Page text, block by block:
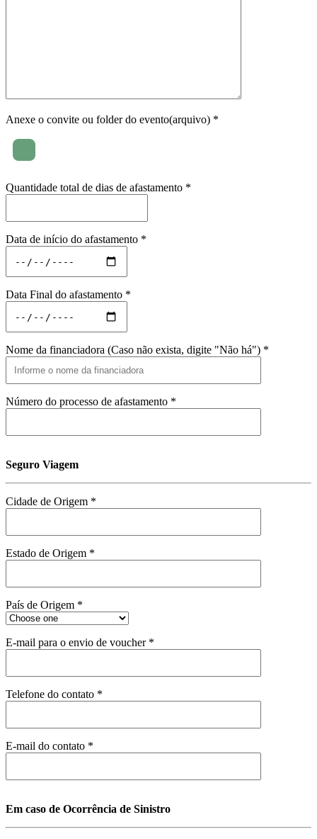
Anexe o convite ou folder do evento(arquivo) *
Quantidade total de dias de afastamento *
Data de início do afastamento *
Data Final do afastamento *
Nome da financiadora (Caso não exista, digite "Não há") *
Número do processo de afastamento *
Seguro Viagem
Cidade de Origem *
Estado de Origem *
País de Origem *
E-mail para o envio de voucher *
Telefone do contato *
E-mail do contato *
Em caso de Ocorrência de Sinistro